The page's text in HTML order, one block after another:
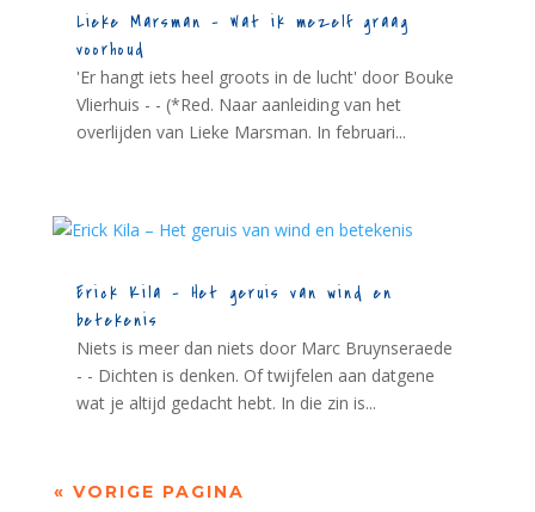
Lieke Marsman – Wat ik mezelf graag
voorhoud
'Er hangt iets heel groots in de lucht' door Bouke
Vlierhuis - - (*Red. Naar aanleiding van het
overlijden van Lieke Marsman. In februari...
Erick Kila – Het geruis van wind en
betekenis
Niets is meer dan niets door Marc Bruynseraede
- - Dichten is denken. Of twijfelen aan datgene
wat je altijd gedacht hebt. In die zin is...
« VORIGE PAGINA